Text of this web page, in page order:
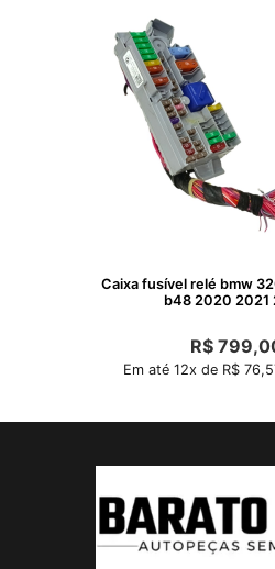
Caixa fusível relé bmw
b48 2020 2021
R$
Em até 12x de R$